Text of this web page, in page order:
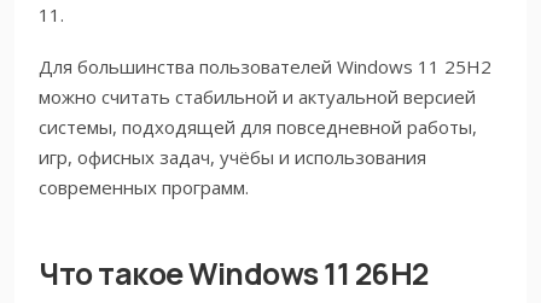
11.
Для большинства пользователей Windows 11 25H2
можно считать стабильной и актуальной версией
системы, подходящей для повседневной работы,
игр, офисных задач, учёбы и использования
современных программ.
Что такое Windows 11 26H2